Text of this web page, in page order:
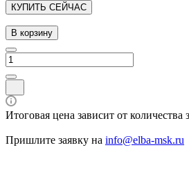
КУПИТЬ СЕЙЧАС
В корзину
Итоговая цена зависит от количества
Пришлите заявку на info@elba-msk.ru